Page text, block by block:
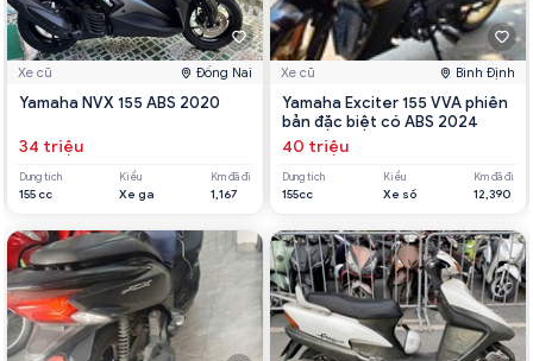
Xe cũ Đồng Nai
Yamaha NVX 155 ABS 2020
34 triệu
Dung tích
155 cc
Kiểu
Xe ga
Km đã đi
1,167
Xe cũ Bình Định
Yamaha Exciter 155 VVA phiên
bản đặc biệt có ABS 2024
40 triệu
Dung tích
155cc
Kiểu
Xe số
Km đã đi
12,390